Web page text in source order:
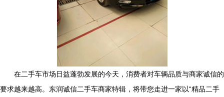
在二手车市场日益蓬勃发展的今天，消费者对车辆品质与商家诚信的
要求越来越高。东润诚信二手车商家特辑，将带您走进一家以“精品二手